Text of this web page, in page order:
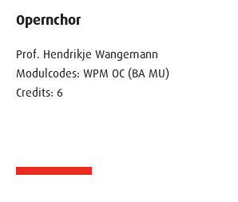
Opernchor
Prof. Hendrikje Wangemann
Modulcodes: WPM OC (BA MU)
Credits: 6